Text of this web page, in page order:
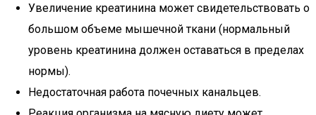
Увеличение креатинина может свидетельствовать о
большом объеме мышечной ткани (нормальный
уровень креатинина должен оставаться в пределах
нормы).
Недостаточная работа почечных канальцев.